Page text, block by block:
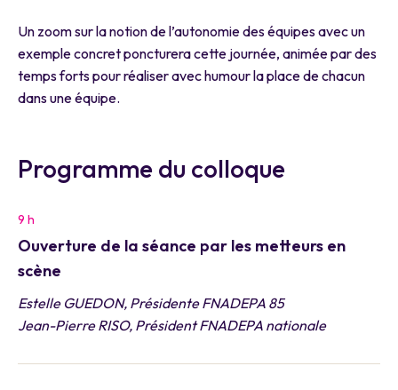
Un zoom sur la notion de l’autonomie des équipes avec un
exemple concret poncturera cette journée, animée par des
temps forts pour réaliser avec humour la place de chacun
dans une équipe.
Programme du colloque
9 h
Ouverture de la séance par les metteurs en
scène
Estelle GUEDON, Présidente FNADEPA 85
Jean-Pierre RISO, Président FNADEPA nationale